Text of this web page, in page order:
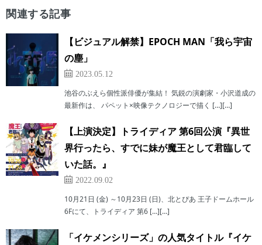
関連する記事
【ビジュアル解禁】EPOCH MAN「我ら宇宙
の塵」
2023.05.12
池谷のぶえら個性派俳優が集結！ 気鋭の演劇家・小沢道成の
最新作は、 パペット×映像テクノロジーで描く […][…]
【上演決定】トライディア 第6回公演『異世
界行ったら、すでに妹が魔王として君臨して
いた話。』
2022.09.02
10月21日 (金) ～10月23日 (日)、北とぴあ 王子ドームホール
6Fにて、トライディア 第6 […][…]
「イケメンシリーズ」の人気タイトル『イケ